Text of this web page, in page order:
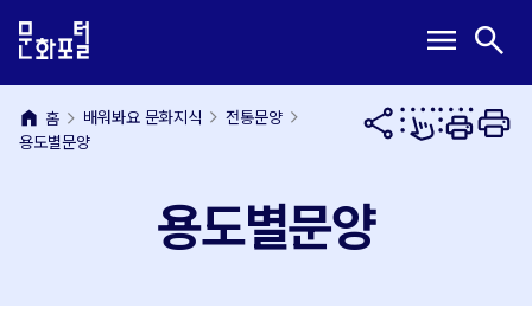
문
내
용
로
메
뉴
바
가
메
열
기
menu 검
열
기
search
home 홈 배워봐요 문화지식
전통문양
용도별문양
용도별문양